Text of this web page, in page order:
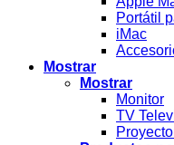
Portátil
iMac
Mostrar
Mostrar
Monitor
TV